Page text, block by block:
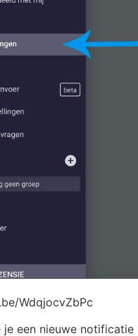
WdqjocvZbPc
je een nieuwe